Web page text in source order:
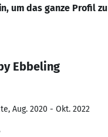
um das ganze Profil
Ebbeling
Aug. 2020 - Okt. 2022